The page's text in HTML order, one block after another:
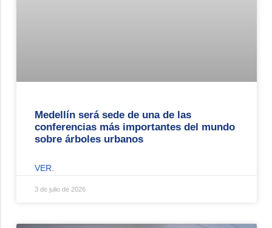
Medellín será sede de una de las
conferencias más importantes del mundo
sobre árboles urbanos
VER.
3 de julio de 2026